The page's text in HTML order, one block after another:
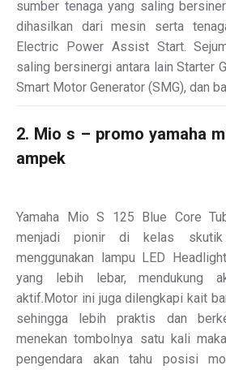
sumber tenaga yang saling
dihasilkan dari mesin serta
Electric Power Assist Start.
saling bersinergi antara lain Starter
Smart Motor Generator (SMG), dan
2. Mio s – promo yamaha
ampek
Yamaha Mio S 125 Blue Core
menjadi pionir di kelas
menggunakan lampu LED
yang lebih lebar, mendukung
aktif.Motor ini juga dilengkapi kait
sehingga lebih praktis dan
menekan tombolnya satu kali
pengendara akan tahu posisi